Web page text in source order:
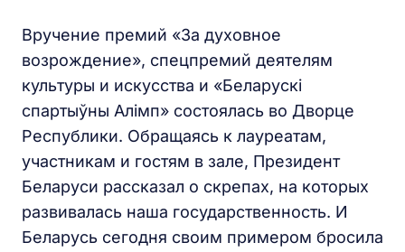
Вручение премий «За духовное
возрождение», спецпремий деятелям
культуры и искусства и «Беларускi
спартыўны Алiмп» состоялась во Дворце
Республики. Обращаясь к лауреатам,
участникам и гостям в зале, Президент
Беларуси рассказал о скрепах, на которых
развивалась наша государственность. И
Беларусь сегодня своим примером бросила